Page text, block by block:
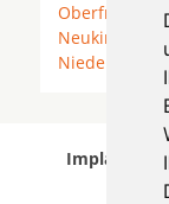
Oberfrohna
Neukirchen/
Niederwiesa